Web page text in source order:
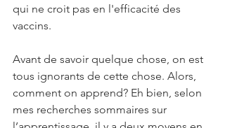
qui ne croit pas en l'efficacité des
vaccins.
Avant de savoir quelque chose, on est
tous ignorants de cette chose. Alors,
comment on apprend? Eh bien, selon
mes recherches sommaires sur